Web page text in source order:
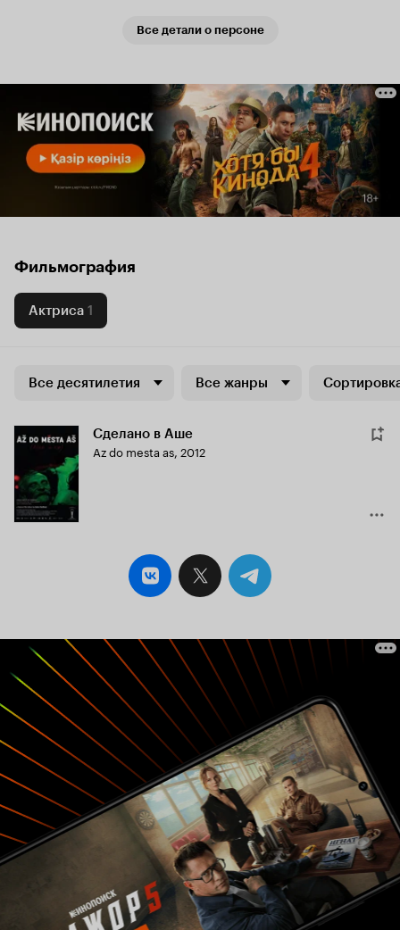
Все детали о персоне
Фильмография
Актриса 1
Все десятилетия Все жанры
Сделано в Аше
Az do mesta as, 2012